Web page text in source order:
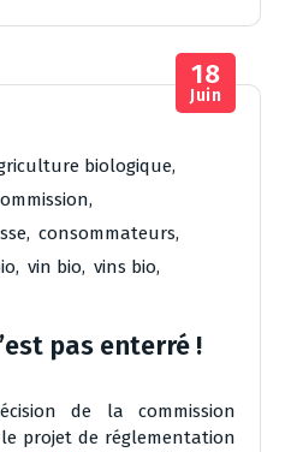
biologique,
,
, consommateurs,
, vin bio, vins bio,
18
Juin
pas enterré !
de la commission
projet de réglementation